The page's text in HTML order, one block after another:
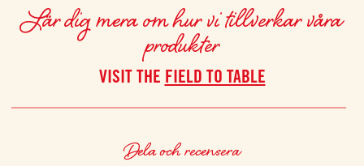
Lär dig mera om hur vi tillverkar våra
produkter
VISIT THE FIELD TO TABLE
Dela och recensera